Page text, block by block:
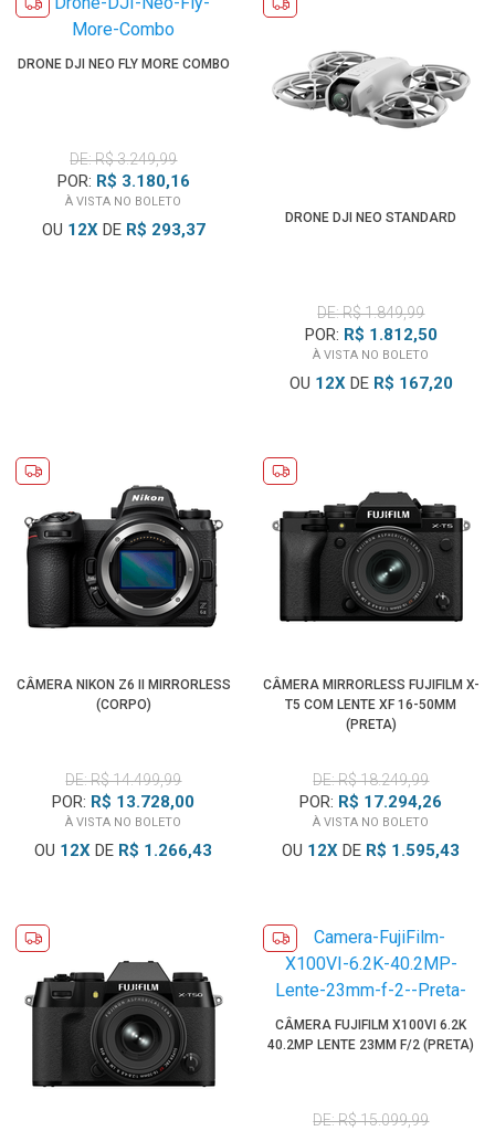
DRONE DJI NEO FLY MORE COMBO
DE: R$ 3.249,99
POR: R$ 3.180,16
À VISTA NO BOLETO
OU 12XDE R$ 293,37
DRONE DJI NEO STANDARD
DE: R$ 1.849,99
POR: R$ 1.812,50
À VISTA NO BOLETO
OU 12XDE R$ 167,20
CÂMERA NIKON Z6 II MIRRORLESS
(CORPO)
DE: R$ 14.499,99
POR: R$ 13.728,00
À VISTA NO BOLETO
OU 12X DE R$ 1.266,43
CÂMERA MIRRORLESS FUJIFILM X-
T5 COM LENTE XF 16-50MM
(PRETA)
DE: R$ 18.249,99
POR: R$ 17.294,26
À VISTA NO BOLETO
OU 12X DE R$ 1.595,43
CÂMERA FUJIFILM X100VI 6.2K
40.2MP LENTE 23MM F/2 (PRETA)
DE: R$ 15.099,99